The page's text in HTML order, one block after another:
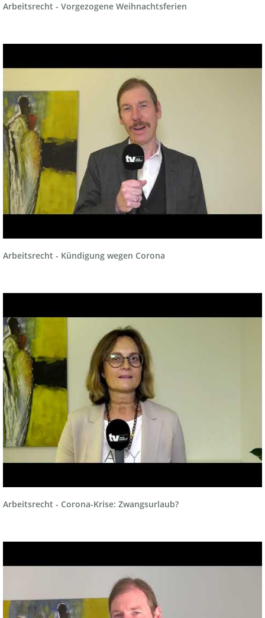
Arbeitsrecht - Vorgezogene Weihnachtsferien
Arbeitsrecht - Kündigung wegen Corona
Arbeitsrecht - Corona-Krise: Zwangsurlaub?